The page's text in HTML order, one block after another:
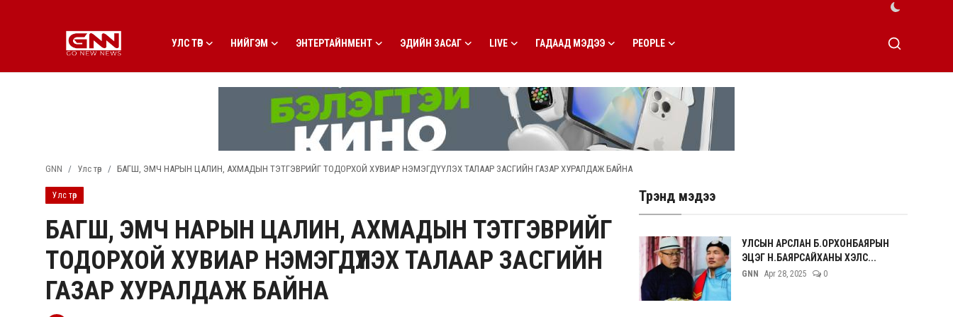
УЛС ТӨР НИЙГЭМ ЭНТЕРТАЙНМЕНТ ЭДИЙН ЗАСАГ LIVE ГАДААД МЭДЭЭ PEOPLE
GNN Улс төр БАГШ, ЭМЧ НАРЫН ЦАЛИН, АХМАДЫН ТЭТГЭВРИЙГ ТОДОРХОЙ ХУВИАР НЭМЭГДҮҮЛЭХ ТАЛААР ЗАСГИЙН ГАЗАР ХУРАЛДАЖ БАЙНА
Улс төр
БАГШ, ЭМЧ НАРЫН ЦАЛИН, АХМАДЫН ТЭТГЭВРИЙГ
ТОДОРХОЙ ХУВИАР НЭМЭГДҮҮЛЭХ ТАЛААР ЗАСГИЙН
ГАЗАР ХУРАЛДАЖ БАЙНА
Трэнд мэдээ
УЛСЫН АРСЛАН Б.ОРХОНБАЯРЫН
ЭЦЭГ Н.БАЯРСАЙХАНЫ ХЭЛС...
GNN Apr 28, 2025 0